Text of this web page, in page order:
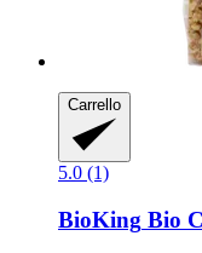
Carrello
5.0 (1)
BioKing Bio